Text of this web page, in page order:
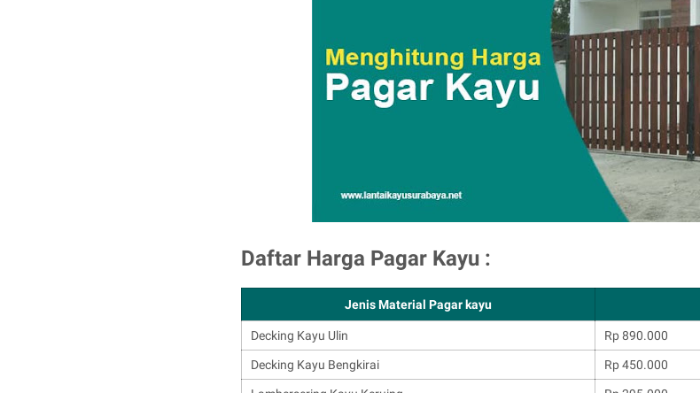
Daftar Harga Pagar Kayu :
Jenis Material Pagar kayu
Decking Kayu Ulin Rp 890.000
Decking Kayu Bengkirai Rp 450.000